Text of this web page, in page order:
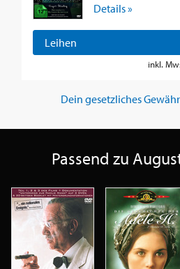
Details »
Leihen
inkl.
Dein gesetzliches
Passend zu